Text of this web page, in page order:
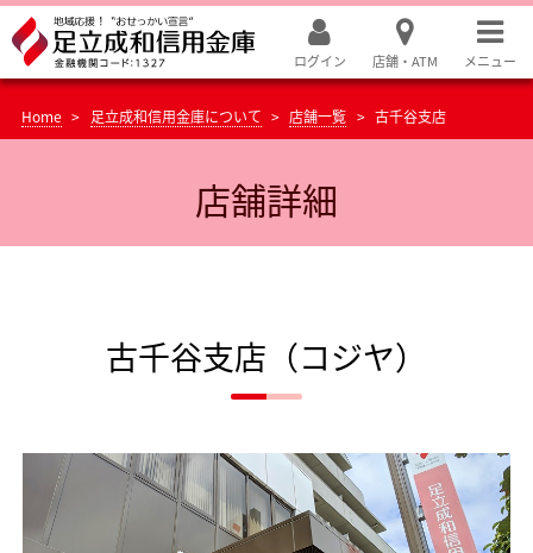
ログイン 店舗・ATM メニュー
Home 足立成和信用金庫について 店舗一覧 古千谷支店
店舗詳細
古千谷支店（コジヤ）